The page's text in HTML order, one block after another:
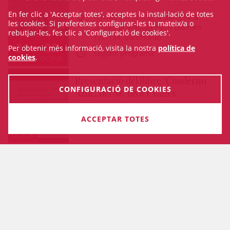
21
OCT/26
22
Format presencial a Barcelona
School of Management (Balmes
132-134, Barcelona)
Segons programa
OCT/26
Azul", del Sr. Javier Yanes
En fer clic a 'Acceptar totes', acceptes la instal·lació de totes
les cookies. Si prefereixes configurar-les tu mateix/a o
rebutjar-les, fes clic a 'Configuració de cookies'.
Per obtenir més informació, visita la nostra política de
cookies.
CONFIGURACIÓ DE COOKIES
ACCEPTAR TOTES